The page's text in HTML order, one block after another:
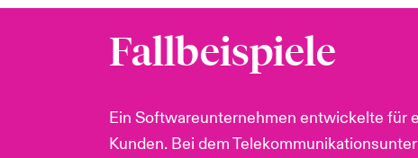
Fallbeispiele
Ein Softwareunternehmen entwickelte für
Kunden. Bei dem